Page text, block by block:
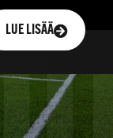
LUE LISÄÄ